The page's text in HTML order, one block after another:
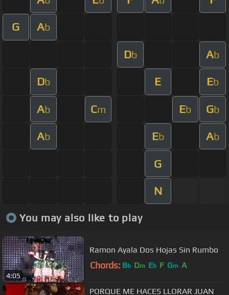
G Ab
Db Ab
Db E Eb
Ab Cm Eb Gb
Ab Eb Ab
G
N
You may also like to play
4:05
Ramon Ayala Dos Hojas Sin Rumbo
Chords: Bb Dm Eb F Gm A
PORQUE ME HACES LLORAR JUAN